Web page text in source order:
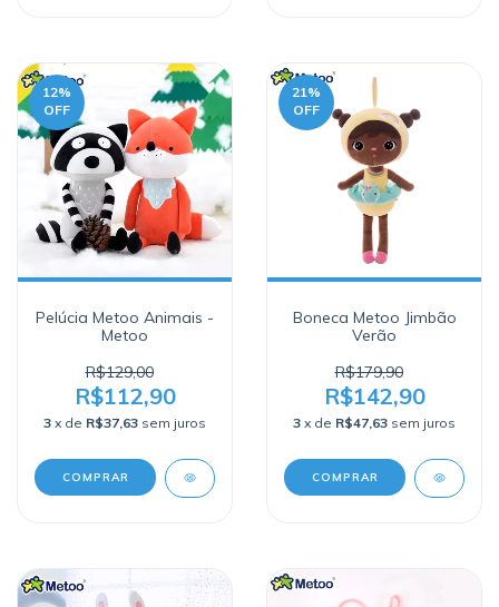
12%
OFF
Pelúcia Metoo Animais -
Metoo
R$129,00
R$112,90
3 x de R$37,63 sem juros
COMPRAR
21%
OFF
Boneca Metoo Jimbão
Verão
R$179,90
R$142,90
3 x de R$47,63 sem juros
COMPRAR